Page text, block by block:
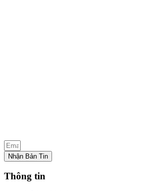
Nhận Bản Tin
Thông tin